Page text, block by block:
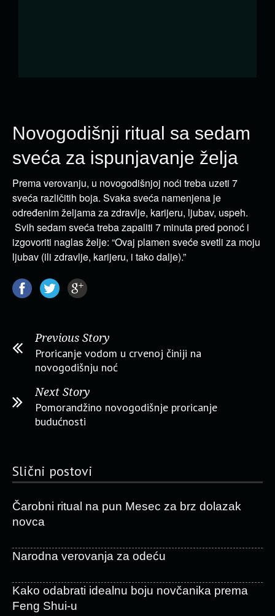
Novogodišnji ritual sa sedam
sveća za ispunjavanje želja
Prema verovanju, u novogodišnjoj noći treba uzeti 7
sveća različitih boja. Svaka sveća namenjena je
određenim željama za zdravlje, karijeru, ljubav, uspeh.
Svih sedam sveća treba zapaliti 7 minuta pred ponoć i
izgovoriti naglas želje: “Ovaj plamen sveće svetli za moju
ljubav (ili zdravlje, karijeru, i tako dalje).”
Previous Story
Proricanje vodom u crvenoj činiji na
novogodišnju noć
Next Story
Pomorandžino novogodišnje proricanje
budućnosti
Slični postovi
Čarobni ritual na pun Mesec za brz dolazak
novca
Narodna verovanja za odeću
Kako odabrati idealnu boju novčanika prema
Feng Shui-u